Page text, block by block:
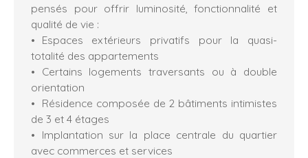
pensés pour offrir luminosité, fonctionnalité et
qualité de vie :
Espaces extérieurs privatifs pour la quasi-
totalité des appartements
Certains logements traversants ou à double
orientation
Résidence composée de 2 bâtiments intimistes
de 3 et 4 étages
Implantation sur la place centrale du quartier
avec commerces et services